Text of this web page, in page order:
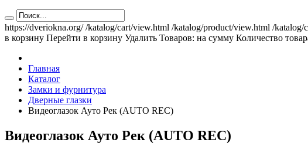
https://dveriokna.org/ /katalog/cart/view.html /katalog/product/view.html /katalog/
в корзину Перейти в корзину Удалить Товаров: на сумму Количество
Главная
Каталог
Замки и фурнитура
Дверные глазки
Видеоглазок Ауто Рек (АUTO REC)
Видеоглазок Ауто Рек (АUTO REC)